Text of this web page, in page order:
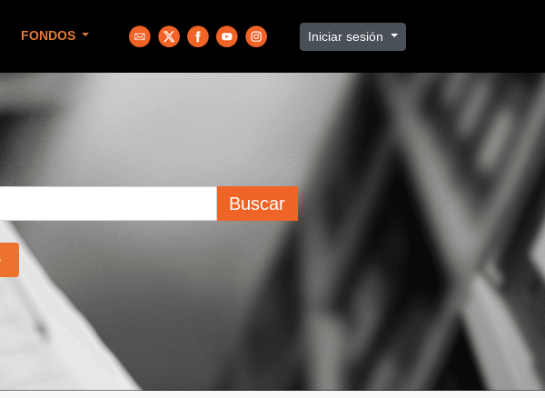
FONDOS Iniciar sesión
Buscar